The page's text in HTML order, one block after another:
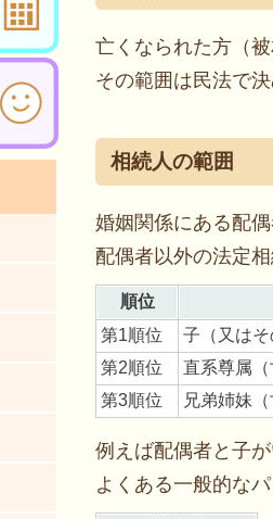
亡くなられた方（
その範囲は民法で
相続人の範囲
婚姻関係にある配
配偶者以外の法定
順位
第1順位
子（又は
第2順位
直系尊属
第3順位
兄弟姉妹
例えば配偶者と子
よくある一般的な